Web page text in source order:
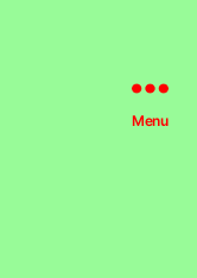
Menu